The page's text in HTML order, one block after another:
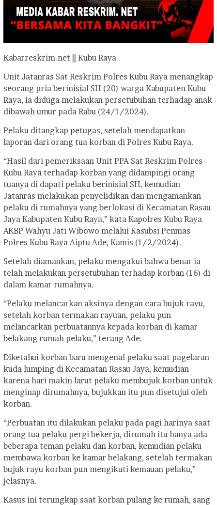
Kabarreskrim.net || Kubu Raya
Unit Jatanras Sat Reskrim Polres Kubu Raya menangkap
seorang pria berinisial SH (20) warga Kabupaten Kubu
Raya, ia diduga melakukan persetubuhan terhadap anak
dibawah umur pada Rabu (24/1/2024).
Pelaku ditangkap petugas, setelah mendapatkan
laporan dari orang tua korban di Polres Kubu Raya.
“Hasil dari pemeriksaan Unit PPA Sat Reskrim Polres
Kubu Raya terhadap korban yang didampingi orang
tuanya di dapati pelaku berinisial SH, kemudian
Jatanras melakukan penyelidikan dan mengamankan
pelaku di rumahnya yang berlokasi di Kecamatan Rasau
Jaya Kabupaten Kubu Raya,” kata Kapolres Kubu Raya
AKBP Wahyu Jati Wibowo melalui Kasubsi Penmas
Polres Kubu Raya Aiptu Ade, Kamis (1/2/2024).
Setelah diamankan, pelaku mengakui bahwa benar ia
telah melakukan persetubuhan terhadap korban (16) di
dalam kamar rumahnya.
“Pelaku melancarkan aksinya dengan cara bujuk rayu,
setelah korban termakan rayuan, pelaku pun
melancarkan perbuatannya kepada korban di kamar
belakang rumah pelaku,” terang Ade.
Diketahui korban baru mengenal pelaku saat pagelaran
kuda lumping di Kecamatan Rasau Jaya, kemudian
karena hari makin larut pelaku membujuk korban untuk
menginap dirumahnya, bujukkan itu pun disetujui oleh
korban.
“Perbuatan itu dilakukan pelaku pada pagi harinya saat
orang tua pelaku pergi bekerja, dirumah itu hanya ada
beberapa teman pelaku dan korban, kemudian pelaku
membawa korban ke kamar belakang, setelah termakan
bujuk rayu korban pun mengikuti kemauan pelaku,”
jelasnya.
Kasus ini terungkap saat korban pulang ke rumah, sang